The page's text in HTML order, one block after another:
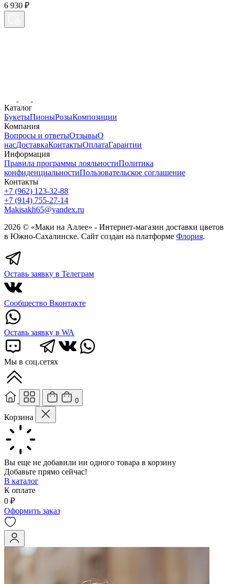
6 930 ₽
Каталог
БукетыПионыРозыКомпозиции
Компания
Вопросы и ответыОтзывыО
насДоставкаКонтактыОплатаГарантии
Информация
Правила программы лояльностиПолитика
конфиденциальностиПользовательское соглашение
Контакты
+7 (962) 123-32-88
+7 (914) 755-27-14
Makisakh65@yandex.ru
2026 © «Маки на Аллее» - Интернет-магазин доставки цветов
в Южно-Сахалинске. Сайт создан на платформе Флория.
Оставь заявку в Телеграм
Сообщество Вконтакте
Оставь заявку в WA
Мы в соц.сетях
0
Корзина
Вы еще не добавили ни одного товара в корзину
Добавьте прямо сейчас!
В каталог
К оплате
0 ₽
Оформить заказ